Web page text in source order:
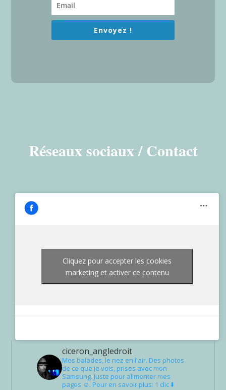
Envoyez !
Réseaux sociaux / Contact
Cliquez pour accepter les cookies
marketing et activer ce contenu
ciceron_angledroit
Mes balades, le nez en l'air. Des photos
de ce que je vois, prises avec mon
Samsung. Juste pour alimenter mes
pages ☺. Pour en savoir plus: 1 clic ⬇️